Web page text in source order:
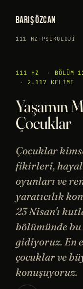
BARIŞ ÖZCAN
111 HZ › PSIKOLOJI
111 HZ · BÖLÜM
·
2.117 KELIME
Yaşamın
Çocuklar
Çocuklar
fikirleri, hayal
oyunları ve
yaratıcılık
23 Nisan'ı
bölümünde
gidiyoruz. En
çocuklar ve
konuşuyoruz.